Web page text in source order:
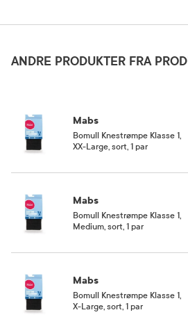
ANDRE PRODUKTER FRA
Mabs
Bomull Knestrømpe Klasse 1
XX-Large, sort, 1 par
Mabs
Bomull Knestrømpe Klasse 1
Medium, sort, 1 par
Mabs
Bomull Knestrømpe Klasse 1
X-Large, sort, 1 par